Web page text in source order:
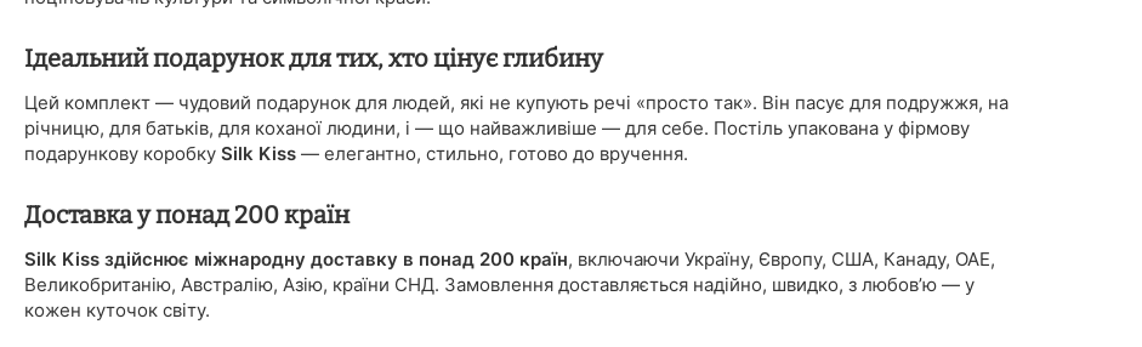
Ідеальний подарунок для тих, хто цінує глибину
Цей комплект — чудовий подарунок для людей, які не купують речі «просто так». Він пасує для подружжя, на
річницю, для батьків, для коханої людини, і — що найважливіше — для себе. Постіль упакована у фірмову
подарункову коробку Silk Kiss — елегантно, стильно, готово до вручення.
Доставка у понад 200 країн
Silk Kiss здійснює міжнародну доставку в понад 200 країн, включаючи Україну, Європу, США, Канаду, ОАЕ,
Великобританію, Австралію, Азію, країни СНД. Замовлення доставляється надійно, швидко, з любов’ю — у
кожен куточок світу.